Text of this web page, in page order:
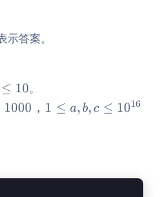
答案。
≤ 10。
，
1000 ， 1 ≤ a, b, c ≤ 1016